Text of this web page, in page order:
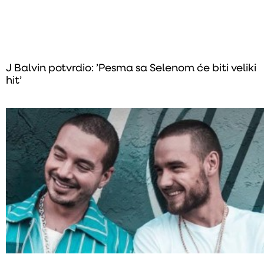
J Balvin potvrdio: ’Pesma sa Selenom će biti veliki
hit’